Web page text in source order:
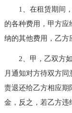
1、在租赁期间，
的各种费用，甲方
纳的其他费用，乙方
2、甲，乙双方如
月通知对方待双方
责退还给乙方相应期
金，反之，若乙方违